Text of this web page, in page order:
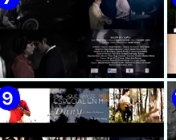
July Roby || ¨Contigo o sin tí¨
|| Videoclip || Música Urbana
Cubana || Director: Marlon el
Científiko || CUBA